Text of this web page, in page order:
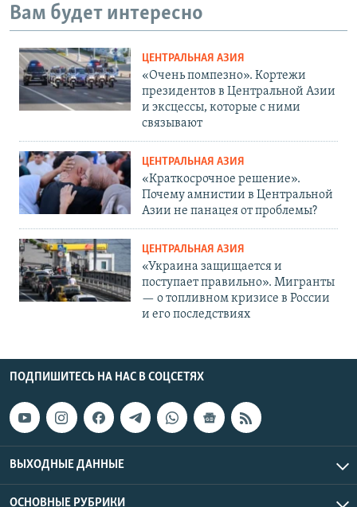
Вам будет интересно
ЦЕНТРАЛЬНАЯ АЗИЯ
«Очень помпезно». Кортежи
президентов в Центральной Азии
и эксцессы, которые с ними
связывают
ЦЕНТРАЛЬНАЯ АЗИЯ
«Краткосрочное решение».
Почему амнистии в Центральной
Азии не панацея от проблемы?
ЦЕНТРАЛЬНАЯ АЗИЯ
«Украина защищается и
поступает правильно». Мигранты
— о топливном кризисе в России
и его последствиях
ПОДПИШИТЕСЬ НА НАС В СОЦСЕТЯХ
ВЫХОДНЫЕ ДАННЫЕ
ОСНОВНЫЕ РУБРИКИ